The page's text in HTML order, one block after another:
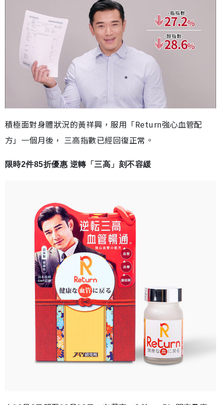
積極面對身體狀況的黃祥興，服用「Return強心血管配
方」一個月後， 三高指數已經回復正常。
限時2件85折優惠 逆轉「三高」刻不容緩